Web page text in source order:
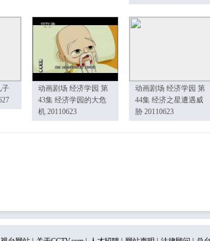
子
动画剧场 经济学园 第
43集 经济学园的大危
机 20110623
动画剧场 经济学园 第
44集 经济之星遭遇威
胁 20110623